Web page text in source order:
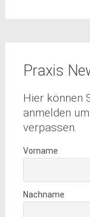
Praxis
Hier können
anmelden
verpassen.
Vorname
Nachname